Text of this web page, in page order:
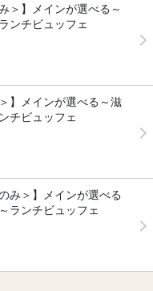
＞】メインが選べる～
ンチビュッフェ
】メインが選べる～滋
チビュッフェ
み＞】メインが選べる
ランチビュッフェ